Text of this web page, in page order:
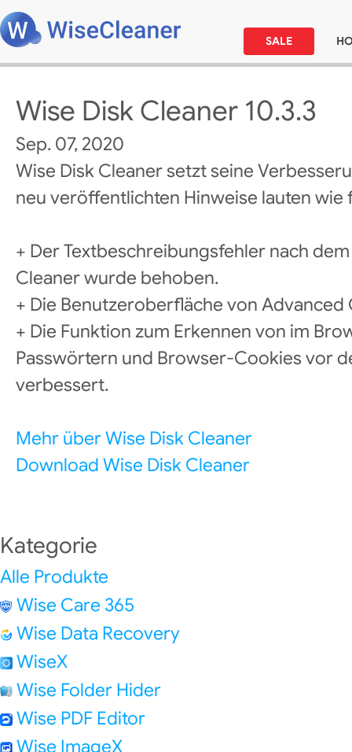
SALE
Wise Disk Cleaner 10.3.3
Sep. 07, 2020
Wise Disk Cleaner setzt seine
neu veröffentlichten Hinweise lauten wie
+ Der Textbeschreibungsfehler nach
Cleaner wurde behoben.
+ Die Benutzeroberfläche von
+ Die Funktion zum Erkennen von im
Passwörtern und Browser-Cookies vor
verbessert.
Mehr über Wise Disk Cleaner
Download Wise Disk Cleaner
Kategorie
Alle Produkte
Wise Care 365
Wise Data Recovery
WiseX
Wise Folder Hider
Wise PDF Editor
Wise ImageX